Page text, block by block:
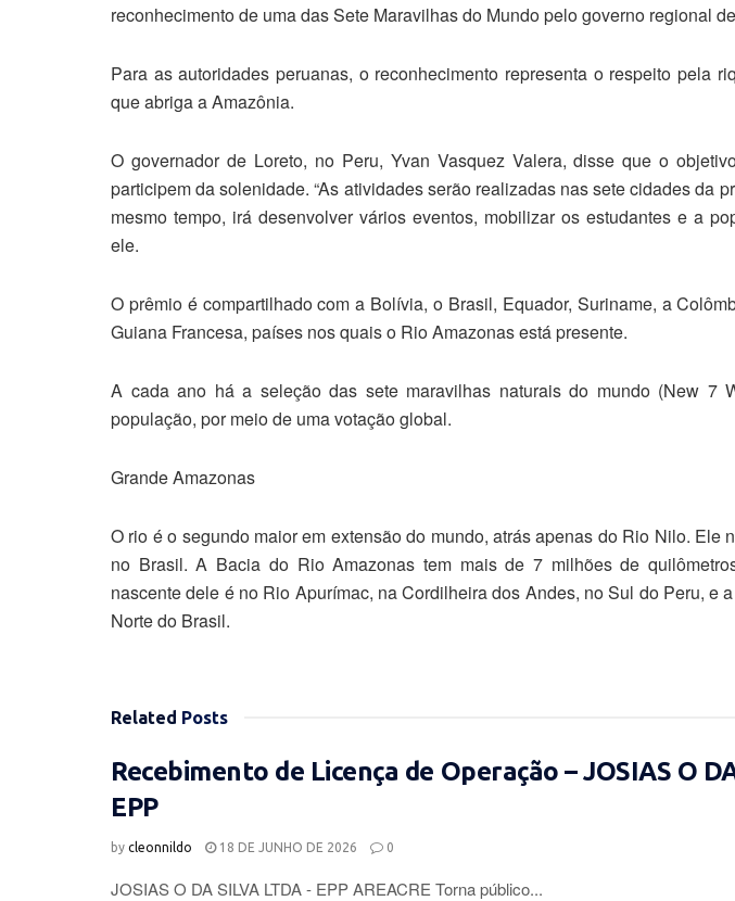
reconhecimento de uma das Sete Maravilhas do Mundo pelo governo regional
Para as autoridades peruanas, o reconhecimento representa o respeito pela
que abriga a Amazônia.
O governador de Loreto, no Peru, Yvan Vasquez Valera, disse que o
participem da solenidade. “As atividades serão realizadas nas sete cidades da
mesmo tempo, irá desenvolver vários eventos, mobilizar os estudantes e a
ele.
O prêmio é compartilhado com a Bolívia, o Brasil, Equador, Suriname, a
Guiana Francesa, países nos quais o Rio Amazonas está presente.
A cada ano há a seleção das sete maravilhas naturais do mundo (New 7
população, por meio de uma votação global.
Grande Amazonas
O rio é o segundo maior em extensão do mundo, atrás apenas do Rio Nilo. Ele
no Brasil. A Bacia do Rio Amazonas tem mais de 7 milhões de
nascente dele é no Rio Apurímac, na Cordilheira dos Andes, no Sul do Peru, e
Norte do Brasil.
Related Posts
Recebimento de Licença de Operação – JOSIAS O
EPP
by cleonnildo 18 DE JUNHO DE 2026 0
JOSIAS O DA SILVA LTDA - EPP AREACRE Torna público...